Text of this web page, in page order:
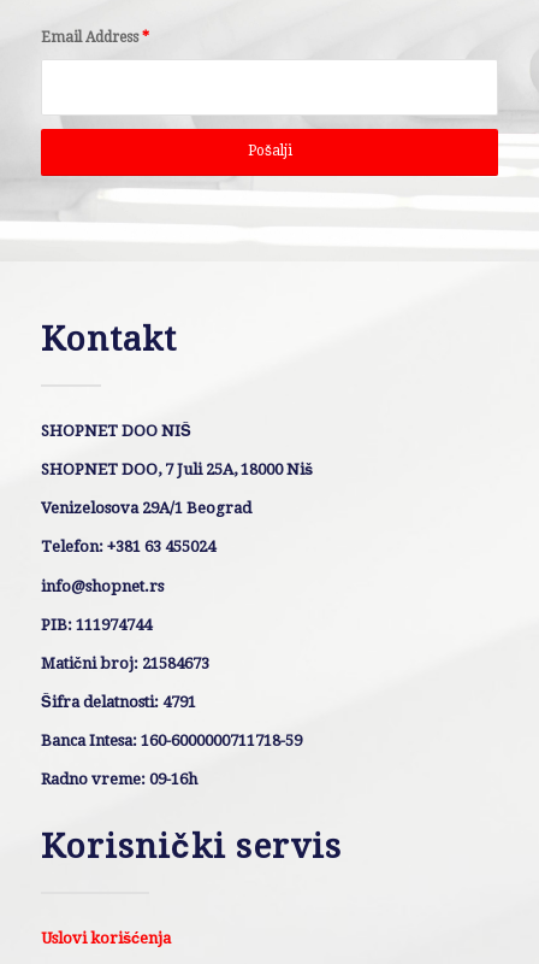
Email Address*
Kontakt
SHOPNET DOO NIŠ
SHOPNET DOO, 7 Juli 25A, 18000 Niš
Venizelosova 29A/1 Beograd
Telefon: +381 63 455024
info@shopnet.rs
PIB: 111974744
Matični broj: 21584673
Šifra delatnosti: 4791
Banca Intesa: 160-6000000711718-59
Radno vreme: 09-16h
Korisnički servis
Uslovi korišćenja